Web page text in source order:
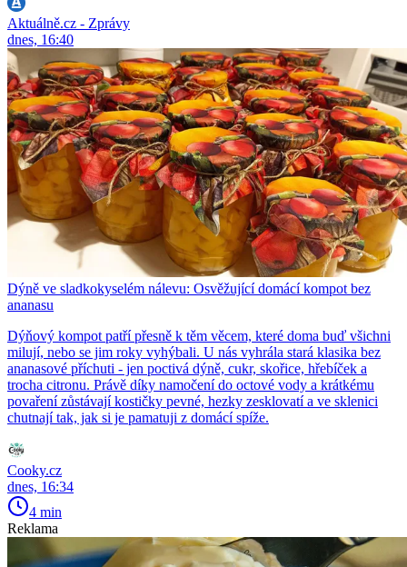
Aktuálně.cz - Zprávy
dnes, 16:40
Dýně ve sladkokyselém nálevu: Osvěžující domácí kompot bez
ananasu
Dýňový kompot patří přesně k těm věcem, které doma buď všichni
milují, nebo se jim roky vyhýbali. U nás vyhrála stará klasika bez
ananasové příchuti - jen poctivá dýně, cukr, skořice, hřebíček a
trocha citronu. Právě díky namočení do octové vody a krátkému
povaření zůstávají kostičky pevné, hezky zesklovatí a ve sklenici
chutnají tak, jak si je pamatuji z domácí spíže.
Cooky.cz
dnes, 16:34
4 min
Reklama